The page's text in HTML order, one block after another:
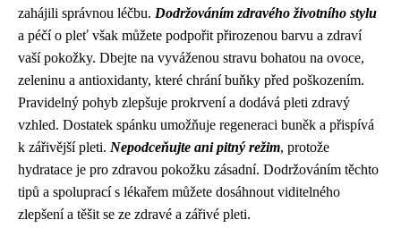
zahájili správnou léčbu. Dodržováním zdravého životního stylu
a péčí o pleť však můžete podpořit přirozenou barvu a zdraví
vaší pokožky. Dbejte na vyváženou stravu bohatou na ovoce,
zeleninu a antioxidanty, které chrání buňky před poškozením.
Pravidelný pohyb zlepšuje prokrvení a dodává pleti zdravý
vzhled. Dostatek spánku umožňuje regeneraci buněk a přispívá
k zářivější pleti. Nepodceňujte ani pitný režim, protože
hydratace je pro zdravou pokožku zásadní. Dodržováním těchto
tipů a spoluprací s lékařem můžete dosáhnout viditelného
zlepšení a těšit se ze zdravé a zářivé pleti.